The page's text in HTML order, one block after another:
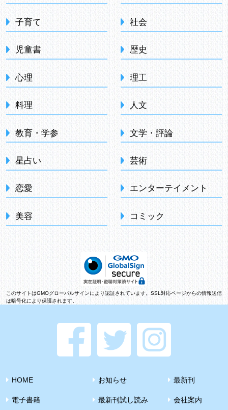
子育て
児童書
心理
料理
教育・学参
星占い
恋愛
美容
社会
歴史
理工
人文
文学・評論
芸術
エンターテイメント
コミック
このサイトはGMOグローバルサインにより認証されています。SSL対応ページからの情報送信
は暗号化により保護されます。
HOME お知らせ 最新刊
電子書籍 最新刊試し読み 会社案内